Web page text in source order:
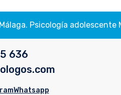
Psicología adolescente
636
Whatsapp